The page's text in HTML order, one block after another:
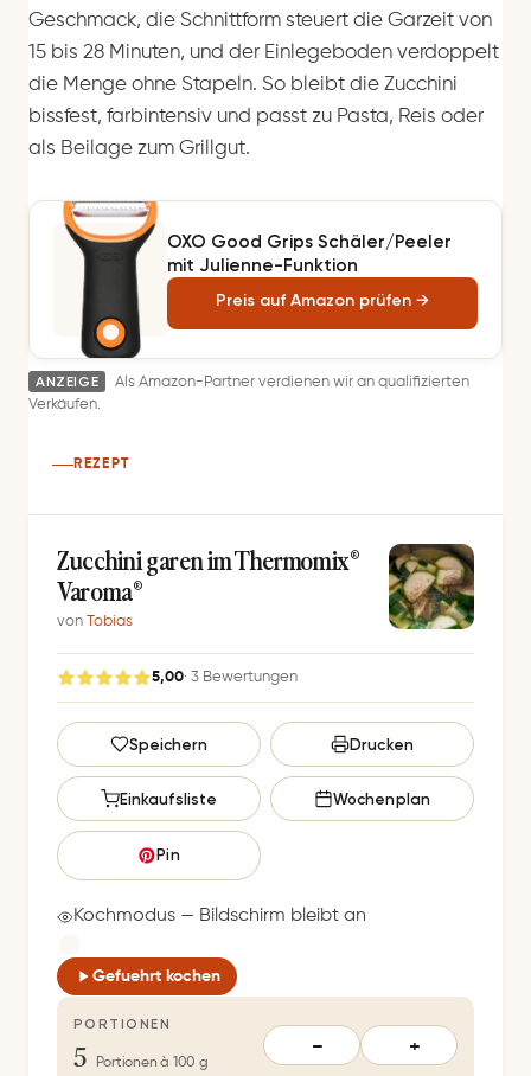
Geschmack, die Schnittform steuert die Garzeit von
15 bis 28 Minuten, und der Einlegeboden verdoppelt
die Menge ohne Stapeln. So bleibt die Zucchini
bissfest, farbintensiv und passt zu Pasta, Reis oder
als Beilage zum Grillgut.
OXO Good Grips Schäler/Peeler
mit Julienne-Funktion
Preis auf Amazon prüfen →
ANZEIGE
Als Amazon-Partner verdienen wir an qualifizierten
Verkäufen.
REZEPT
Zuc­chi­ni ga­ren im Thermomix®
Varoma®
von Tobias
5,00· 3 Bewertungen
G
e
s
e
c
e
r
Speichern Drucken
Einkaufsliste Wochenplan
Pin
Kochmodus — Bildschirm bleibt an
Gefuehrt kochen
PORTIONEN
5 Portionen à 100 g
− +